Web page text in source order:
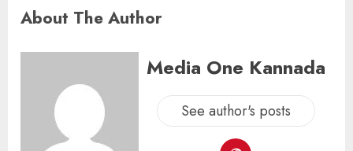
About The Author
Media One Kannada
See author's posts